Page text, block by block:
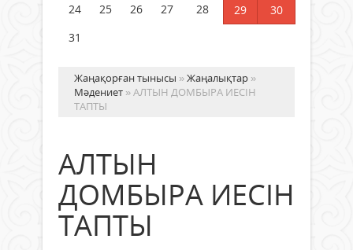
24
25 26 27 28 29
30
31
Жаңақорған тынысы »Жаңалықтар »
Мәдениет » АЛТЫН ДОМБЫРА ИЕСІН
ТАПТЫ
АЛТЫН
ДОМБЫРА ИЕСІН
ТАПТЫ